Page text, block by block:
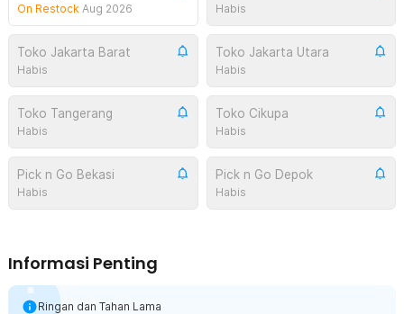
On Restock Aug 2026 Habis
Toko Jakarta Barat
Habis
Toko Jakarta Utara
Habis
Toko Tangerang
Habis
Toko Cikupa
Habis
Pick n Go Bekasi
Habis
Pick n Go Depok
Habis
Informasi Penting
Ringan dan Tahan Lama